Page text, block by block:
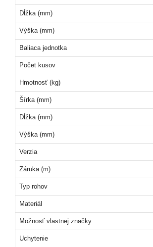
Dĺžka (mm)
Výška (mm)
Baliaca jednotka
Počet kusov
Hmotnosť (kg)
Šírka (mm)
Dĺžka (mm)
Výška (mm)
Verzia
Záruka (m)
Typ rohov
Materiál
Možnosť vlastnej značky
Uchytenie